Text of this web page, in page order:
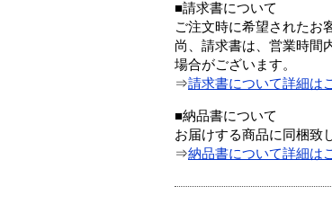
■請求書について
ご注文時に希望されたお
尚、請求書は、営業時間
場合がございます。
⇒請求書について詳細は
■納品書について
お届けする商品に同梱致
⇒納品書について詳細は